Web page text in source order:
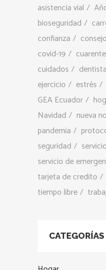
asistencia vial
bioseguridad
confianza
covid-19
cuidados
dentista
ejercicio
estrés
GEA Ecuador
Navidad
nueva
pandemia
seguridad
servicio
servicio de
tarjeta de credito
tiempo libre
CATEGORÍAS